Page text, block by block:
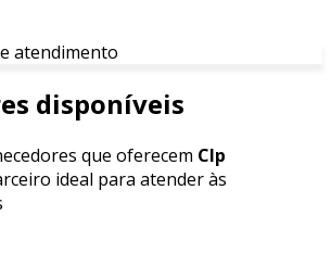
atendimento
disponíveis
que oferecem Clp
ideal para atender às